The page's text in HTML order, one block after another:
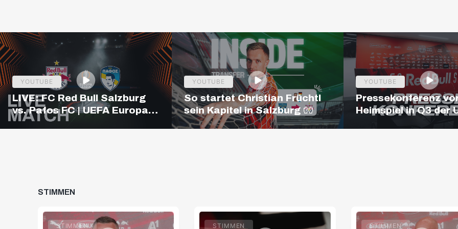
YOUTUBE
LIVE: FC Red Bull Salzburg
vs. Pafos FC | UEFA Europa
League Qualifiers | 19:00
YOUTUBE
So startet Christian Früchtl
sein Kapitel in Salzburg 🧤
YOUTUBE
Pressekonferenz
Heimspiel in Q3 der
STIMMEN
STIMMEN STIMMEN STIMMEN